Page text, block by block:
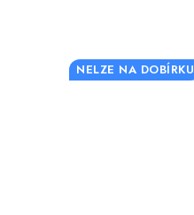
NELZE NA DOBÍRKU